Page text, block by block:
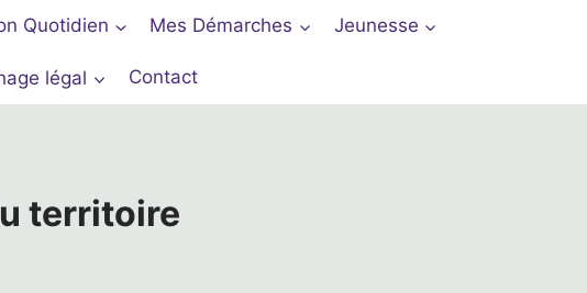
Quotidien Mes Démarches Jeunesse
légal Contact
territoire